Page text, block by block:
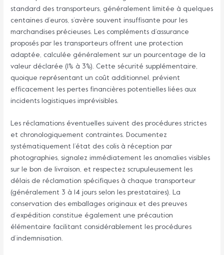
standard des transporteurs, généralement limitée à quelques
centaines d’euros, s’avère souvent insuffisante pour les
marchandises précieuses. Les compléments d’assurance
proposés par les transporteurs offrent une protection
adaptée, calculée généralement sur un pourcentage de la
valeur déclarée (1% à 3%). Cette sécurité supplémentaire,
quoique représentant un coût additionnel, prévient
efficacement les pertes financières potentielles liées aux
incidents logistiques imprévisibles.
Les réclamations éventuelles suivent des procédures strictes
et chronologiquement contraintes. Documentez
systématiquement l’état des colis à réception par
photographies, signalez immédiatement les anomalies visibles
sur le bon de livraison, et respectez scrupuleusement les
délais de réclamation spécifiques à chaque transporteur
(généralement 3 à 14 jours selon les prestataires). La
conservation des emballages originaux et des preuves
d’expédition constitue également une précaution
élémentaire facilitant considérablement les procédures
d’indemnisation.